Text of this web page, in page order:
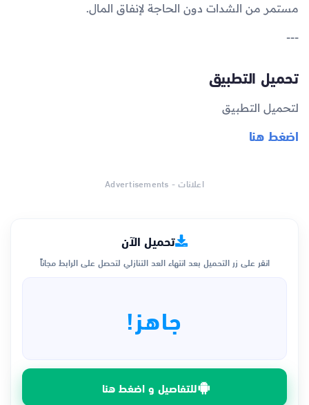
مستمر من الشدات دون الحاجة لإنفاق المال.
---
تحميل التطبيق
لتحميل التطبيق
اضغط هنا
اعلانات - Advertisements
تحميل الآن
انقر على زر التحميل بعد انتهاء العد التنازلي لتحصل على الرابط مجاناً
جاهز!
للتفاصيل و اضغط هنا